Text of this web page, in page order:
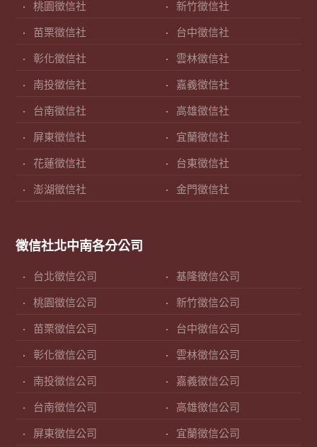
桃園徵信社 新竹徵信社
苗栗徵信社 台中徵信社
彰化徵信社 雲林徵信社
南投徵信社 嘉義徵信社
台南徵信社 高雄徵信社
屏東徵信社 宜蘭徵信社
花蓮徵信社 台東徵信社
澎湖徵信社 金門徵信社
徵信社北中南各分公司
台北徵信公司 基隆徵信公司
桃園徵信公司 新竹徵信公司
苗栗徵信公司 台中徵信公司
彰化徵信公司 雲林徵信公司
南投徵信公司 嘉義徵信公司
台南徵信公司 高雄徵信公司
屏東徵信公司 宜蘭徵信公司